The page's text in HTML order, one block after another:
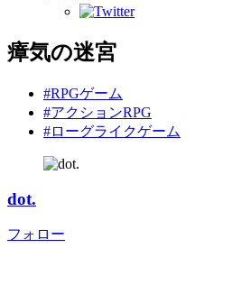
瘴気の迷宮
#RPGゲーム
#アクションRPG
#ローグライクゲーム
dot.
フォロー